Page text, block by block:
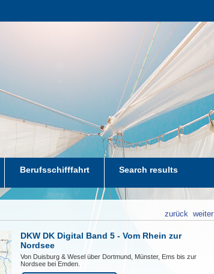
Berufsschifffahrt Search results
weiter
zurück
DKW DK Digital Band 5 - Vom Rhein zur
Nordsee
Von Duisburg & Wesel über Dortmund, Münster, Ems bis zur
Nordsee bei Emden.